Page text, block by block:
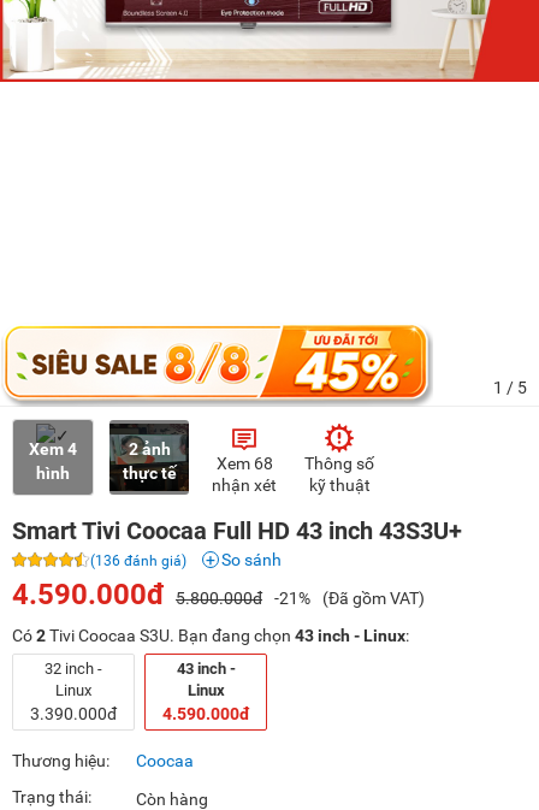
1 / 5
Xem 4
hình
2 ảnh
thực tế
Xem 68
nhận xét
Thông số
kỹ thuật
Smart Tivi Coocaa Full HD 43 inch 43S3U+
(136 đánh giá) So sánh
4.590.000đ 5.800.000đ -21%
(Đã gồm VAT)
Có2Tivi Coocaa S3U. Bạn đang chọn 43 inch - Linux:
32 inch -
Linux
3.390.000đ
43 inch -
Linux
4.590.000đ
Thương hiệu:
Coocaa
Trạng thái:
Còn hàng